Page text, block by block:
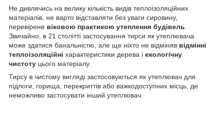
Не дивлячись на велику кількість видів теплоізоляційних
матеріалів, не варто відставляти без уваги сировину,
перевірене віковою практикою утеплення будівель
Звичайно, в 21 столітті застосування тирси як утеплювача
може здатися банальністю, але ще ніхто не відміняв відмінні
теплоізоляційні характеристики дерева і екологічну
чистоту цього матеріалу.
Тирсу в чистому вигляді застосовуються як утеплювач для
підлоги, горища, перекриттів або важкодоступних місць, де
неможливо застосувати інший утеплювач.